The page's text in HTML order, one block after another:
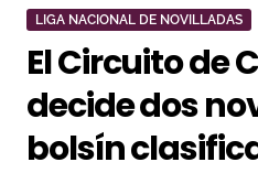
LIGA NACIONAL DE NOVILLADAS
El Circuito de
decide dos
bolsín